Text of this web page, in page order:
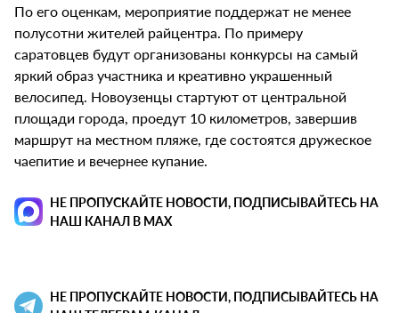
По его оценкам, мероприятие поддержат не менее
полусотни жителей райцентра. По примеру
саратовцев будут организованы конкурсы на самый
яркий образ участника и креативно украшенный
велосипед. Новоузенцы стартуют от центральной
площади города, проедут 10 километров, завершив
маршрут на местном пляже, где состоятся дружеское
чаепитие и вечернее купание.
НЕ ПРОПУСКАЙТЕ НОВОСТИ, ПОДПИСЫВАЙТЕСЬ НА
НАШ КАНАЛ В MAX
НЕ ПРОПУСКАЙТЕ НОВОСТИ, ПОДПИСЫВАЙТЕСЬ НА